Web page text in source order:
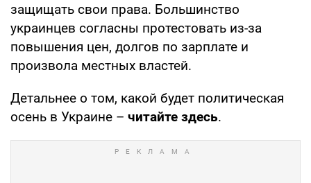
защищать свои права. Большинство
украинцев согласны протестовать из-за
повышения цен, долгов по зарплате и
произвола местных властей.
Детальнее о том, какой будет политическая
осень в Украине – читайте здесь.